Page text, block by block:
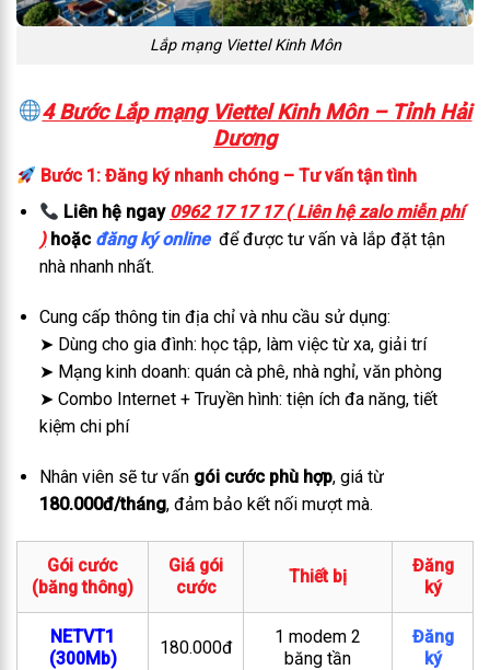
Lắp mạng Viettel Kinh Môn
4 Bước Lắp mạng Viettel Kinh Môn – Tỉnh Hải
Dương
Bước 1: Đăng ký nhanh chóng – Tư vấn tận tình
Liên hệ ngay 0962 17 17 17 ( Liên hệ zalo miễn phí
)hoặc đăng ký online để được tư vấn và lắp đặt tận
nhà nhanh nhất.
Cung cấp thông tin địa chỉ và nhu cầu sử dụng:
➤ Dùng cho gia đình: học tập, làm việc từ xa, giải trí
➤ Mạng kinh doanh: quán cà phê, nhà nghỉ, văn phòng
➤ Combo Internet + Truyền hình: tiện ích đa năng, tiết
kiệm chi phí
Nhân viên sẽ tư vấn gói cước phù hợp, giá từ
180.000đ/tháng, đảm bảo kết nối mượt mà.
Gói cước
(băng thông)
Giá gói
cước
Thiết bị
Đăng
ký
NETVT1
(300Mb)
180.000đ
1 modem 2
băng tần
Đăng
ký